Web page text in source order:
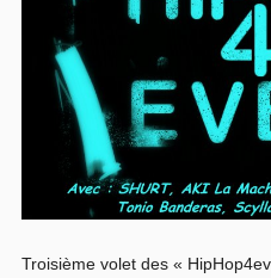
Troisième volet des «